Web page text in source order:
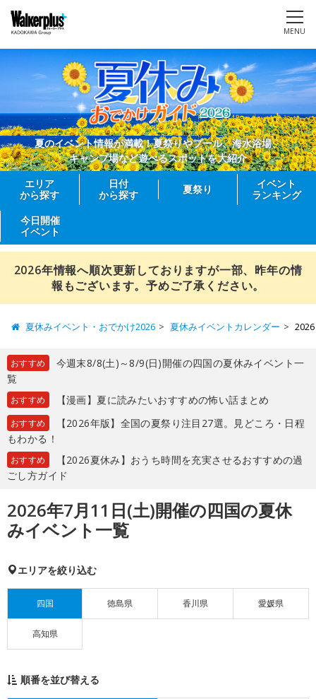
MENU
夏のイベント情報が満載！夏祭りやプール、海水浴場、
キャンプ場など遊べるスポットを大紹介
エリア
から探す
日付
から探す
夏祭り
イベント
ランキング
今日開催
イベント
2026年情報へ順次更新しておりますが一部、昨年の情
報もございます。予めご了承ください。
夏休みイベント・おでかけ2026 夏休みイベントカレンダー
おすすめ
今週末8/8(土)～8/9(日)開催の四国の夏休みイベント一
覧
おすすめ 【漫画】夏に読みたいおすすめの怖い話まとめ
おすすめ
【2026年版】全国の夏祭り注目27選。見どころ・日程
もわかる！
おすすめ
【2026夏休み】おうち時間を充実させるおすすめの過
ごし方ガイド
2026年7月11日(土)開催の四国の夏休
みイベント一覧
エリアを絞り込む
四国 徳島県 香川県 愛媛県
高知県
順番を並び替える